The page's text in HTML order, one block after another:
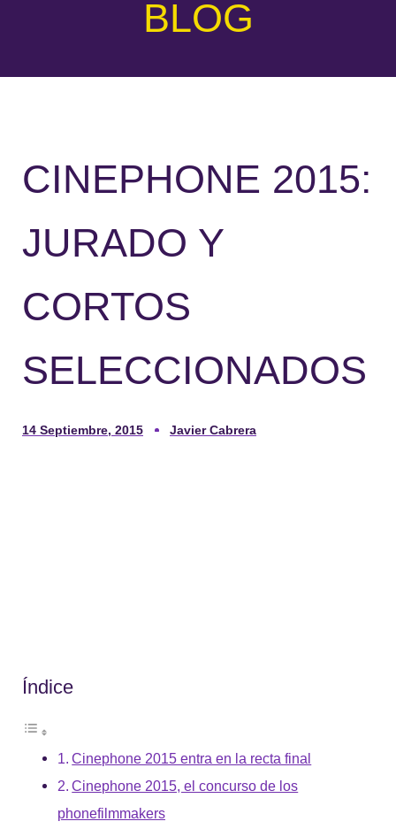
BLOG
CINEPHONE 2015:
JURADO Y
CORTOS
SELECCIONADOS
14 Septiembre, 2015 Javier Cabrera
Índice
Cinephone 2015 entra en la recta final
Cinephone 2015, el concurso de los
phonefilmmakers